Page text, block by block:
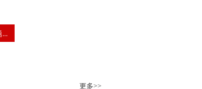
更多>>